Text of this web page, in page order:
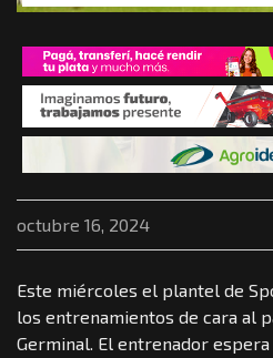
octubre 16, 2024
Este miércoles el plantel de
los entrenamientos de cara al
Germinal. El entrenador